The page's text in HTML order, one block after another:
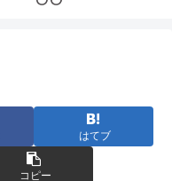
はてブ
コピー